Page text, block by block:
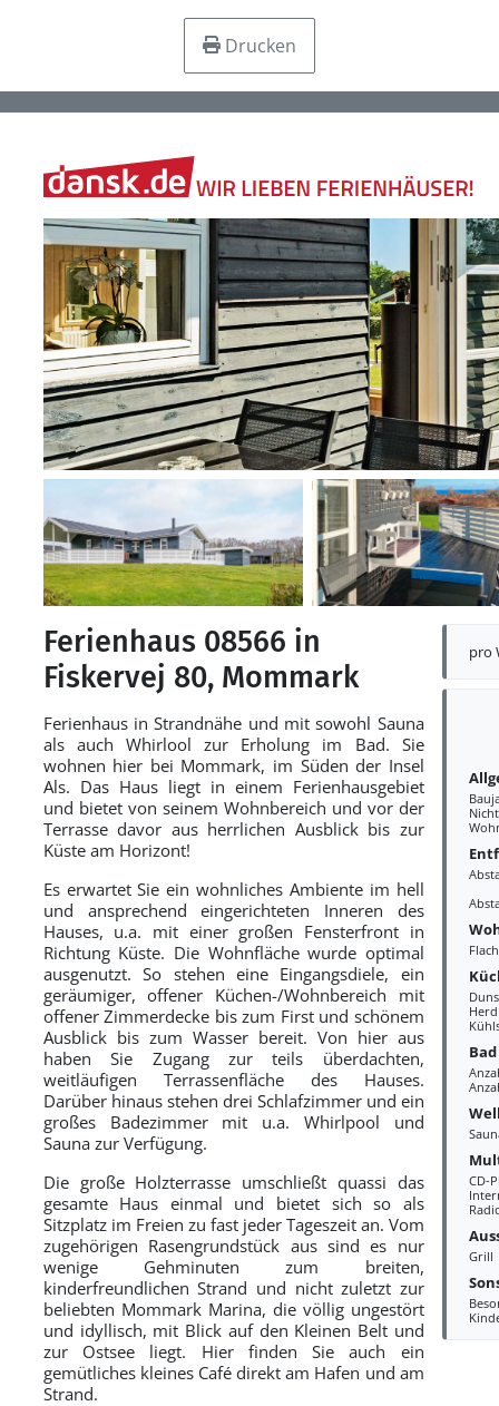
Drucken
pro
Herd
Bad
CD-
Grill
Ferienhaus 08566 in
Fiskervej 80, Mommark
Ferienhaus in Strandnähe und mit sowohl Sauna
als auch Whirlool zur Erholung im Bad. Sie
wohnen hier bei Mommark, im Süden der Insel
Als. Das Haus liegt in einem Ferienhausgebiet
und bietet von seinem Wohnbereich und vor der
Terrasse davor aus herrlichen Ausblick bis zur
Küste am Horizont!
Es erwartet Sie ein wohnliches Ambiente im hell
und ansprechend eingerichteten Inneren des
Hauses, u.a. mit einer großen Fensterfront in
Richtung Küste. Die Wohnfläche wurde optimal
ausgenutzt. So stehen eine Eingangsdiele, ein
geräumiger, offener Küchen-/Wohnbereich mit
offener Zimmerdecke bis zum First und schönem
Ausblick bis zum Wasser bereit. Von hier aus
haben Sie Zugang zur teils überdachten,
weitläufigen Terrassenfläche des Hauses.
Darüber hinaus stehen drei Schlafzimmer und ein
großes Badezimmer mit u.a. Whirlpool und
Sauna zur Verfügung.
Die große Holzterrasse umschließt quassi das
gesamte Haus einmal und bietet sich so als
Sitzplatz im Freien zu fast jeder Tageszeit an. Vom
zugehörigen Rasengrundstück aus sind es nur
wenige Gehminuten zum breiten,
kinderfreundlichen Strand und nicht zuletzt zur
beliebten Mommark Marina, die völlig ungestört
und idyllisch, mit Blick auf den Kleinen Belt und
zur Ostsee liegt. Hier finden Sie auch ein
gemütliches kleines Café direkt am Hafen und am
Strand.